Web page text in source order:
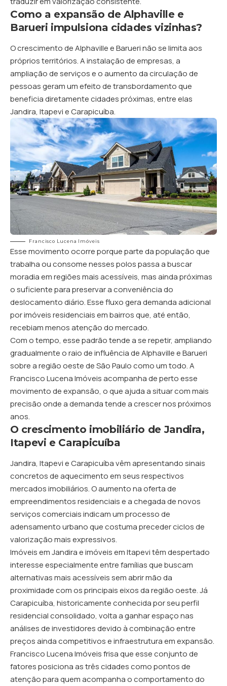
Como a expansão de Alphaville e
Barueri impulsiona cidades vizinhas?
O crescimento de Alphaville e Barueri não se limita aos
próprios territórios. A instalação de empresas, a
ampliação de serviços e o aumento da circulação de
pessoas geram um efeito de transbordamento que
beneficia diretamente cidades próximas, entre elas
Jandira, Itapevi e Carapicuíba.
Francisco Lucena Imóveis
Esse movimento ocorre porque parte da população que
trabalha ou consome nesses polos passa a buscar
moradia em regiões mais acessíveis, mas ainda próximas
o suficiente para preservar a conveniência do
deslocamento diário. Esse fluxo gera demanda adicional
por imóveis residenciais em bairros que, até então,
recebiam menos atenção do mercado.
Com o tempo, esse padrão tende a se repetir, ampliando
gradualmente o raio de influência de Alphaville e Barueri
sobre a região oeste de São Paulo como um todo. A
Francisco Lucena Imóveis acompanha de perto esse
movimento de expansão, o que ajuda a situar com mais
precisão onde a demanda tende a crescer nos próximos
anos.
O crescimento imobiliário de Jandira,
Itapevi e Carapicuíba
Jandira, Itapevi e Carapicuíba vêm apresentando sinais
concretos de aquecimento em seus respectivos
mercados imobiliários. O aumento na oferta de
empreendimentos residenciais e a chegada de novos
serviços comerciais indicam um processo de
adensamento urbano que costuma preceder ciclos de
valorização mais expressivos.
Imóveis em Jandira e imóveis em Itapevi têm despertado
interesse especialmente entre famílias que buscam
alternativas mais acessíveis sem abrir mão da
proximidade com os principais eixos da região oeste. Já
Carapicuíba, historicamente conhecida por seu perfil
residencial consolidado, volta a ganhar espaço nas
análises de investidores devido à combinação entre
preços ainda competitivos e infraestrutura em expansão.
Francisco Lucena Imóveis frisa que esse conjunto de
fatores posiciona as três cidades como pontos de
atenção para quem acompanha o comportamento do